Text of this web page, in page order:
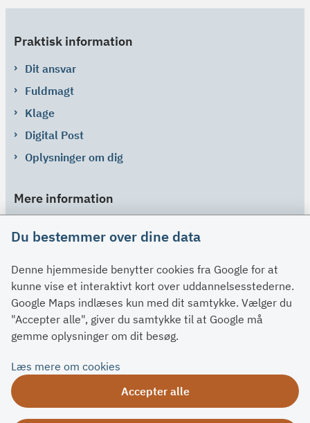
Praktisk information
Dit ansvar
Fuldmagt
Klage
Digital Post
Oplysninger om dig
Mere information
Spørgsmål og svar
Kontakt
Paragraffer
Om su.dk
Du bestemmer over dine data
Denne hjemmeside benytter cookies fra Google for at
kunne vise et interaktivt kort over uddannelsesstederne.
Google Maps indlæses kun med dit samtykke. Vælger du
"Accepter alle", giver du samtykke til at Google må
gemme oplysninger om dit besøg.
Læs mere om cookies
Accepter alle